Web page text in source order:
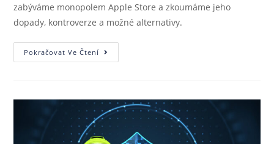
zabýváme monopolem Apple Store a zkoumáme jeho
dopady, kontroverze a možné alternativy.
Pokračovat Ve Čtení